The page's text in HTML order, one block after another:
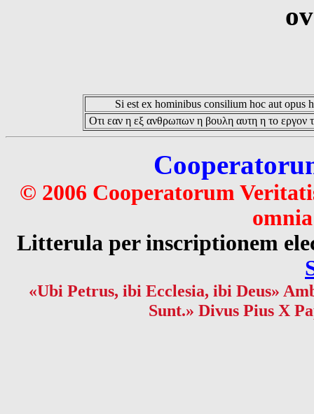
Si est ex hominibus consilium hoc aut opus
Οτι εαν η εξ ανθρωπων η βουλη αυτη η το εργον
© 2006 Cooperatorum
Litterula per inscriptionem
«Ubi Petrus, ibi Ecclesia, ibi Deus»
Sunt.» Divus Pius X